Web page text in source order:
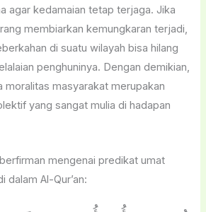
agar kedamaian tetap terjaga. Jika
membiarkan kemungkaran terjadi,
di suatu wilayah bisa hilang
penghuninya. Dengan demikian,
moralitas masyarakat merupakan
yang sangat mulia di hadapan
dalam Al-Qur’an: